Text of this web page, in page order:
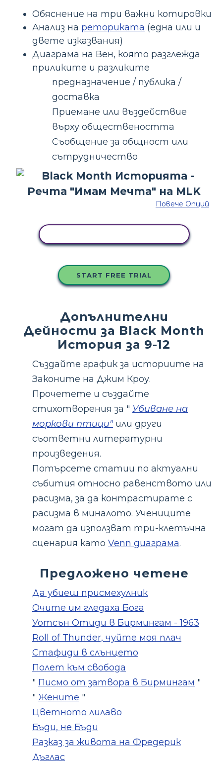
Обяснение на три важни котировки
Анализ на реториката (една или и
двете изказвания)
Диаграма на Вен, която разглежда
приликите и разликите
предназначение / публика /
доставка
Приемане или въздействие
върху обществеността
Съобщение за общност или
сътрудничество
Повече Опций
START FREE TRIAL
Допълнителни
Дейности за Black Month
История за 9-12
Създайте график за историите на
Законите на Джим Кроу.
Прочетете и създайте
стихотворения за " Убиване на
моркови птици" или други
съответни литературни
произведения.
Потърсете статии по актуални
събития относно равенството или
расизма, за да контрастирате с
расизма в миналото. Учениците
могат да използват три-клетъчна
сценария като Venn диаграма.
Предложено четене
Да убиеш присмехулник
Очите им гледаха Бога
Уотсън Отиди в Бирмингам - 1963
Roll of Thunder, чуйте моя плач
Стафиди в слънцето
Полет към свобода
" Писмо от затвора в Бирмингам "
" Жените "
Цветното лилаво
Бъди, не Бъди
Разказ за живота на Фредерик
Дъглас